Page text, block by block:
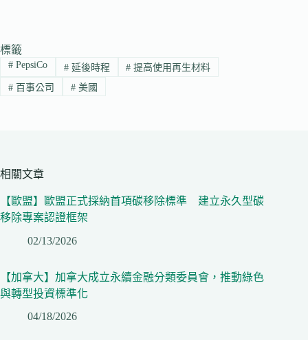
標籤
#PepsiCo #延後時程 # 提高使用再生材料
#百事公司 #美國
相關文章
【歐盟】歐盟正式採納首項碳移除標準 建立永久型碳
移除專案認證框架
02/13/2026
【加拿大】加拿大成立永續金融分類委員會，推動綠色
與轉型投資標準化
04/18/2026